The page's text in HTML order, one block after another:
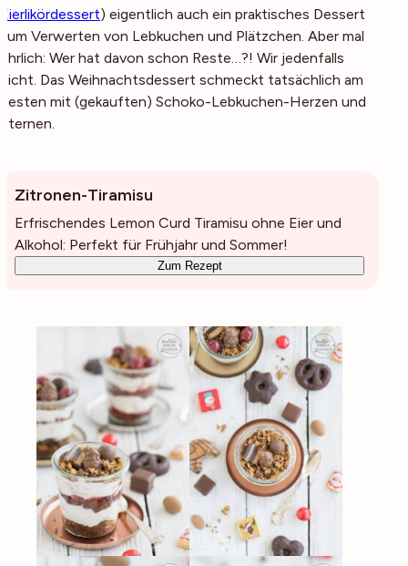
Eierlikördessert) eigentlich auch ein praktisches Dessert
zum Verwerten von Lebkuchen und Plätzchen. Aber mal
ehrlich: Wer hat davon schon Reste…?! Wir jedenfalls
nicht. Das Weihnachtsdessert schmeckt tatsächlich am
besten mit (gekauften) Schoko-Lebkuchen-Herzen und
Sternen.
Zitronen-Tiramisu
Erfrischendes Lemon Curd Tiramisu ohne Eier und
Alkohol: Perfekt für Frühjahr und Sommer!
Zum Rezept